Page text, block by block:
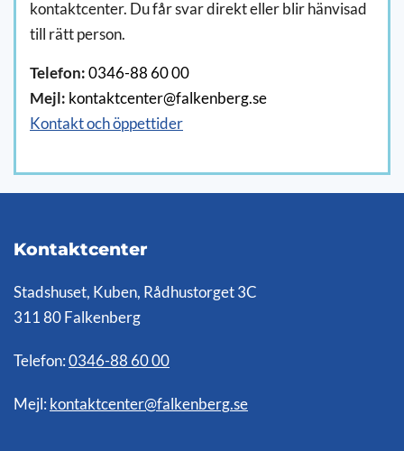
kontaktcenter. Du får svar direkt eller blir hänvisad
till rätt person.
Telefon: 0346-88 60 00
Mejl: kontaktcenter@falkenberg.se
Kontakt och öppettider
Kontaktcenter
Stadshuset, Kuben, Rådhustorget 3C
311 80 Falkenberg
Telefon: 0346-88 60 00
Mejl: kontaktcenter@falkenberg.se